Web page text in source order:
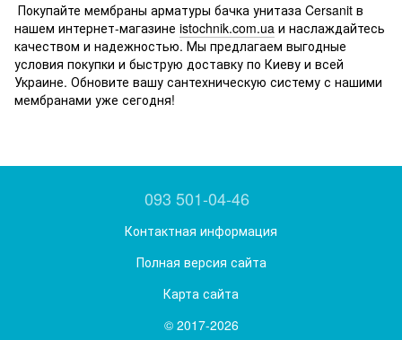
Покупайте мембраны арматуры бачка унитаза Cersanit в
нашем интернет-магазине istochnik.com.ua и наслаждайтесь
качеством и надежностью. Мы предлагаем выгодные
условия покупки и быструю доставку по Киеву и всей
Украине. Обновите вашу сантехническую систему с нашими
мембранами уже сегодня!
093 501-04-46
Контактная информация
Полная версия сайта
Карта сайта
© 2017-2026